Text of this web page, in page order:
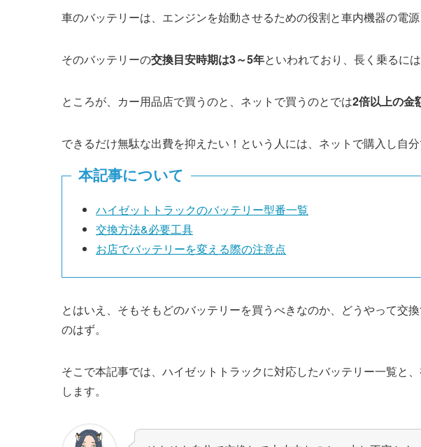
車のバッテリーは、エンジンを始動させるための役割と車内機器の電源
そのバッテリーの交換目安時期は3～5年といわれており、長く乗るに
ところが、カー用品店で買うのと、ネットで買うのとでは2倍以上の金
できるだけ無駄な出費を抑えたい！という人には、ネットで購入し自
本記事について
ハイゼットトラックのバッテリー型番一覧
交換方法&必要工具
お店でバッテリーを変える際の注意点
とはいえ、そもそもどのバッテリーを買うべきなのか、どうやって交
のはず。
そこで本記事では、ハイゼットトラックに対応したバッテリー一覧と
します。